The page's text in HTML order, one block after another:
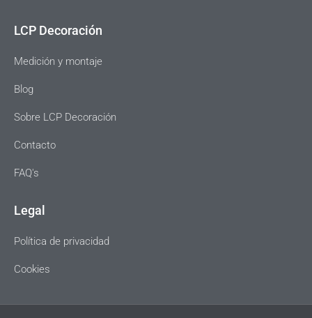
LCP Decoración
Medición y montaje
Blog
Sobre LCP Decoración
Contacto
FAQ's
Legal
Política de privacidad
Cookies